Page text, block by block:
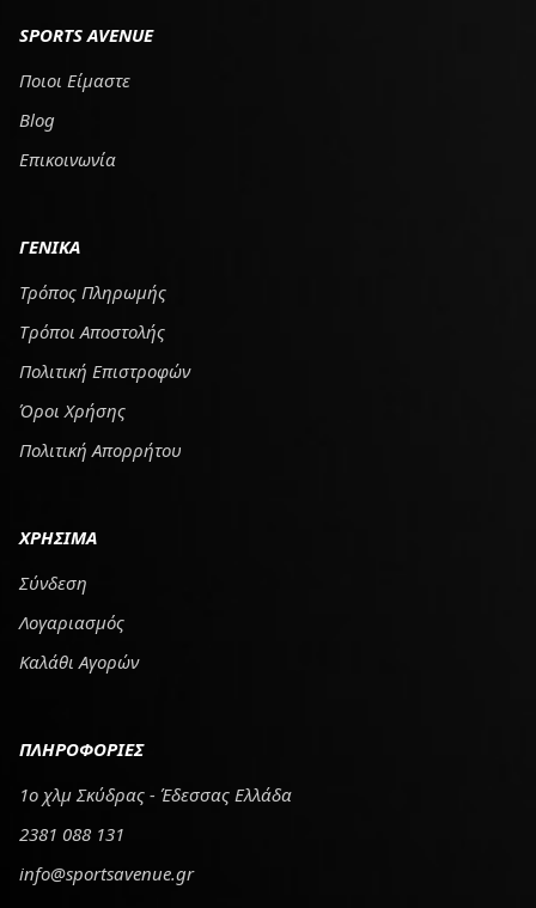
SPORTS AVENUE
Ποιοι Είμαστε
Blog
Επικοινωνία
ΓΕΝΙΚΑ
Τρόπος Πληρωμής
Tρόποι Αποστολής
Πολιτική Επιστροφών
Όροι Χρήσης
Πολιτική Απορρήτου
ΧΡΗΣΙΜΑ
Σύνδεση
Λογαριασμός
Καλάθι Αγορών
ΠΛΗΡΟΦΟΡΙΕΣ
1ο χλμ Σκύδρας - Έδεσσας Ελλάδα
2381 088 131
info@sportsavenue.gr